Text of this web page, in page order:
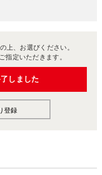
上、お選びください。
指定いただきます。
しました
登録